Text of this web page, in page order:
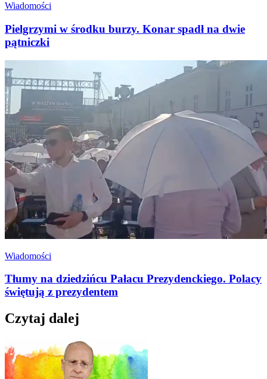
Wiadomości
Pielgrzymi w środku burzy. Konar spadł na dwie
pątniczki
Wiadomości
Tłumy na dziedzińcu Pałacu Prezydenckiego. Polacy
świętują z prezydentem
Czytaj dalej